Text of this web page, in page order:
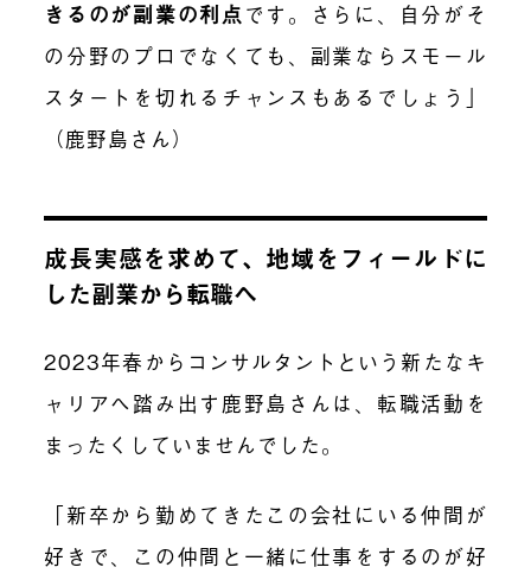
きるのが副業の利点 です。さらに、自分がそ
の分野のプロでなくても、副業ならスモール
スタートを切れるチャンスもあるでしょう」
（鹿野島さん）
成長実感を求めて、地域をフィールドに
した副業から転職へ
2023年春からコンサルタントという新たなキ
ャリアへ踏み出す鹿野島さんは、転職活動を
まったくしていませんでした。
「新卒から勤めてきたこの会社にいる仲間が
好きで、この仲間と一緒に仕事をするのが好